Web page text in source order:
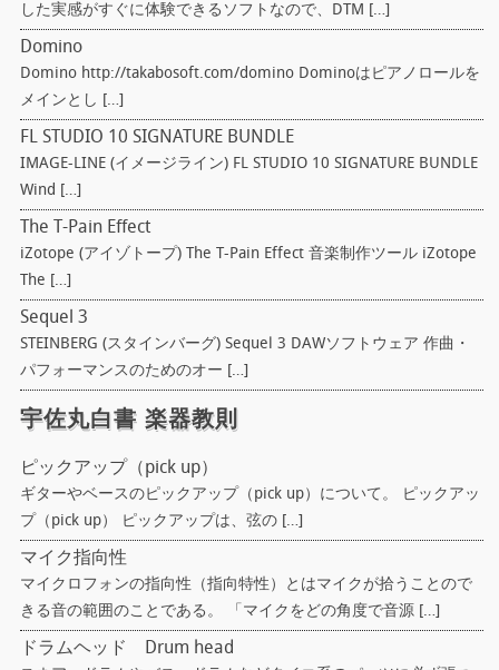
した実感がすぐに体験できるソフトなので、DTM […]
Domino
Domino http://takabosoft.com/domino Dominoはピアノロールを
メインとし […]
FL STUDIO 10 SIGNATURE BUNDLE
IMAGE-LINE (イメージライン) FL STUDIO 10 SIGNATURE BUNDLE
Wind […]
The T-Pain Effect
iZotope (アイゾトープ) The T-Pain Effect 音楽制作ツール iZotope
The […]
Sequel 3
STEINBERG (スタインバーグ) Sequel 3 DAWソフトウェア 作曲・
パフォーマンスのためのオー […]
宇佐丸白書 楽器教則
ピックアップ（pick up）
ギターやベースのピックアップ（pick up）について。 ピックアッ
プ（pick up） ピックアップは、弦の […]
マイク指向性
マイクロフォンの指向性（指向特性）とはマイクが拾うことので
きる音の範囲のことである。 「マイクをどの角度で音源 […]
ドラムヘッド Drum head